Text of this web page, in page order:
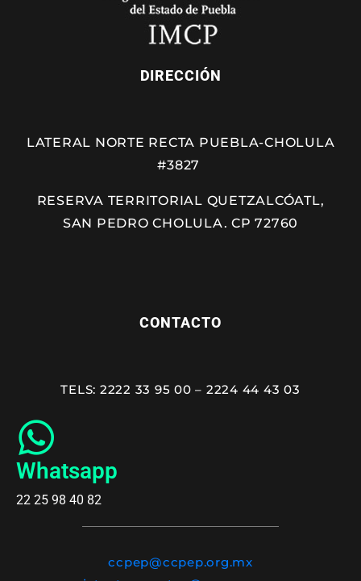
DIRECCIÓN
LATERAL NORTE RECTA PUEBLA-CHOLULA
#3827
RESERVA TERRITORIAL QUETZALCÓATL,
SAN PEDRO CHOLULA. CP 72760
CONTACTO
TELS: 2222 33 95 00 – 2224 44 43 03
Whatsapp
22 25 98 40 82
ccpep@ccpep.org.mx